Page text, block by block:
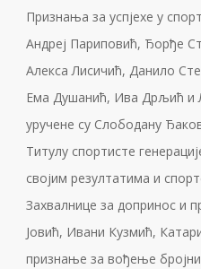
Признања за успјехе у
Андреј Париповић, Ђорђе
Алекса Лисичић, Данило
Ема Душанић, Ива Дрљић и
уручене су Слободану
Титулу спортисте
својим резултатима и
Захвалнице за допринос и
Јовић, Ивани Кузмић,
признање за вођење